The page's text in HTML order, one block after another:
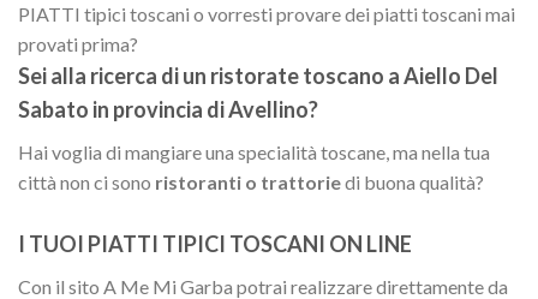
PIATTI tipici toscani o vorresti provare dei piatti toscani mai
provati prima?
Sei alla ricerca di un ristorate toscano aAiello Del
Sabato in provincia diAvellino?
Hai voglia di mangiare una specialità toscane, ma nella tua
città non ci sono ristoranti o trattoriedi buona qualità?
I TUOI PIATTI TIPICI TOSCANI ON LINE
Con il sito A Me Mi Garba potrai realizzare direttamente da